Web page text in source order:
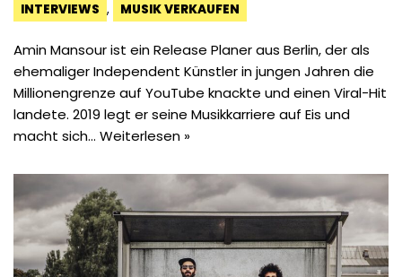
INTERVIEWS , MUSIK VERKAUFEN
Amin Mansour ist ein Release Planer aus Berlin, der als
ehemaliger Independent Künstler in jungen Jahren die
Millionengrenze auf YouTube knackte und einen Viral-Hit
landete. 2019 legt er seine Musikkarriere auf Eis und
macht sich… Weiterlesen »